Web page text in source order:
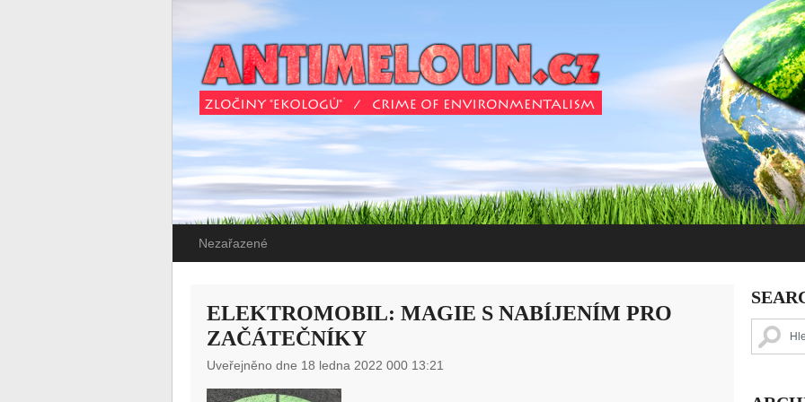
Nezařazené
ELEKTROMOBIL: MAGIE S NABÍJENÍM PRO
ZAČÁTEČNÍKY
Uveřejněno dne 18 ledna 2022 000 13:21